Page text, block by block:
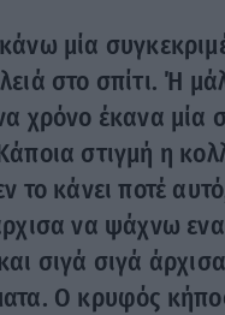
μία
στο σπίτι. Ή
χρόνο έκανα μία
στιγμή η
το κάνει ποτέ
να ψάχνω
σιγά σιγά
Ο κρυφός